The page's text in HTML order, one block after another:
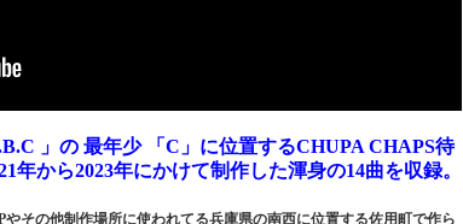
」の 最年少 「C」に位置するCHUPA CHAPS待
年から2023年にかけて制作した渾身の14曲を収録。
その他制作場所に使われてる兵庫県の南西に位置する佐用町で作ら